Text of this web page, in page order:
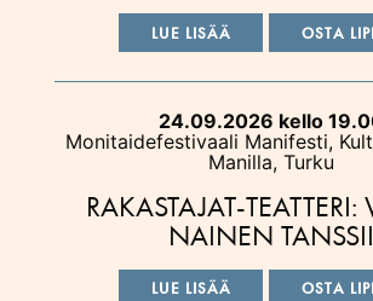
LUE LISÄÄ OSTA
24.09.2026 kello
Monitaidefestivaali Manifesti,
Manilla, Turku
RAKASTAJAT-
NAINEN TANSSII
LUE LISÄÄ OSTA